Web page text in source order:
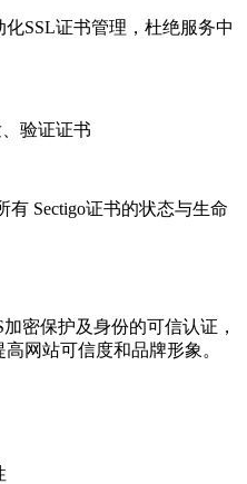
SSL证书管理，杜绝服务中
验证证书
Sectigo证书的状态与生命
密保护及身份的可信认证，
网站可信度和品牌形象。